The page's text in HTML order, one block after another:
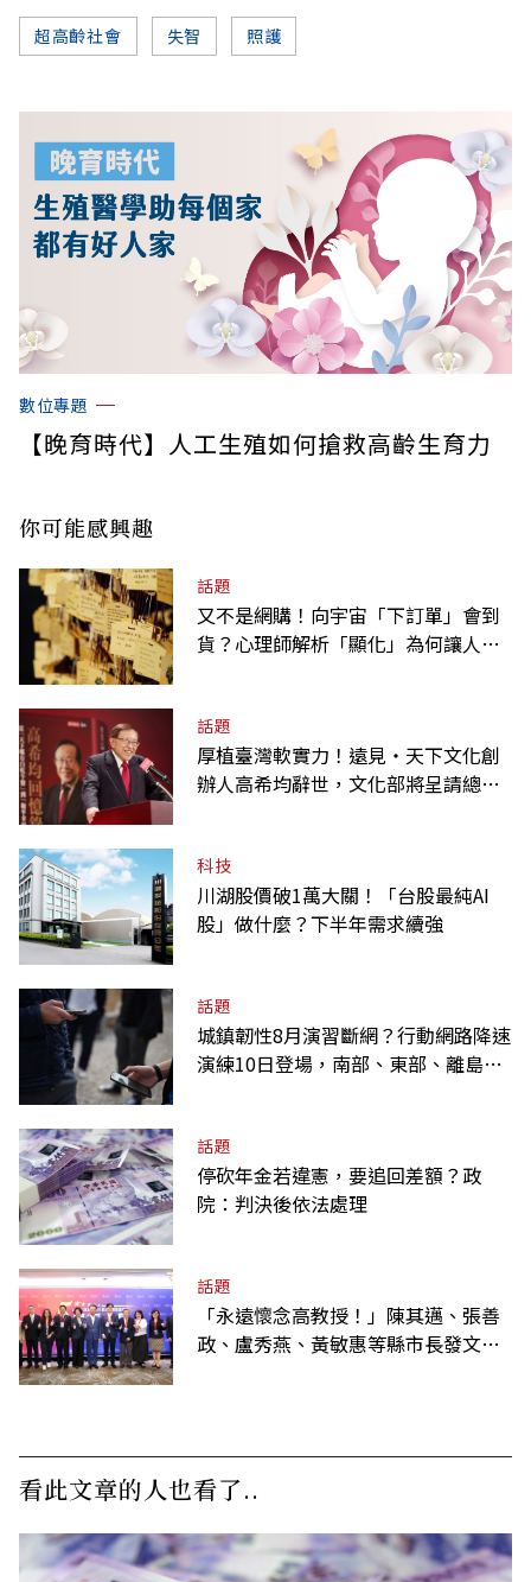
超高齡社會 失智 照護
數位專題
【晚育時代】人工生殖如何搶救高齡生育力
你可能感興趣
話題
又不是網購！向宇宙「下訂單」會到
貨？心理師解析「顯化」為何讓人無
話題
厚植臺灣軟實力！遠見‧天下文化創
辦人高希均辭世，文化部將呈請總統
科技
川湖股價破1萬大關！「台股最純AI
股」做什麼？下半年需求續強
話題
城鎮韌性8月演習斷網？行動網路降速
演練10日登場，南部、東部、離島為
話題
停砍年金若違憲，要追回差額？政
院：判決後依法處理
話題
「永遠懷念高教授！」陳其邁、張善
政、盧秀燕、黃敏惠等縣市長發文弔
看此文章的人也看了..